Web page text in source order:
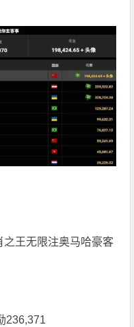
之王无限注奥马哈豪客
236,371